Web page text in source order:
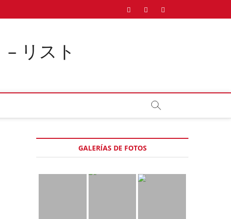
TwitterInstagramFacebook
リスト
GALERÍAS DE FOTOS